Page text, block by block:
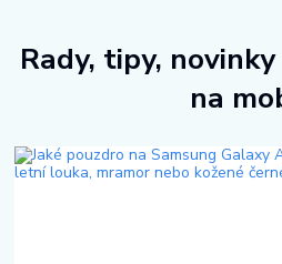
Rady, tipy,
na